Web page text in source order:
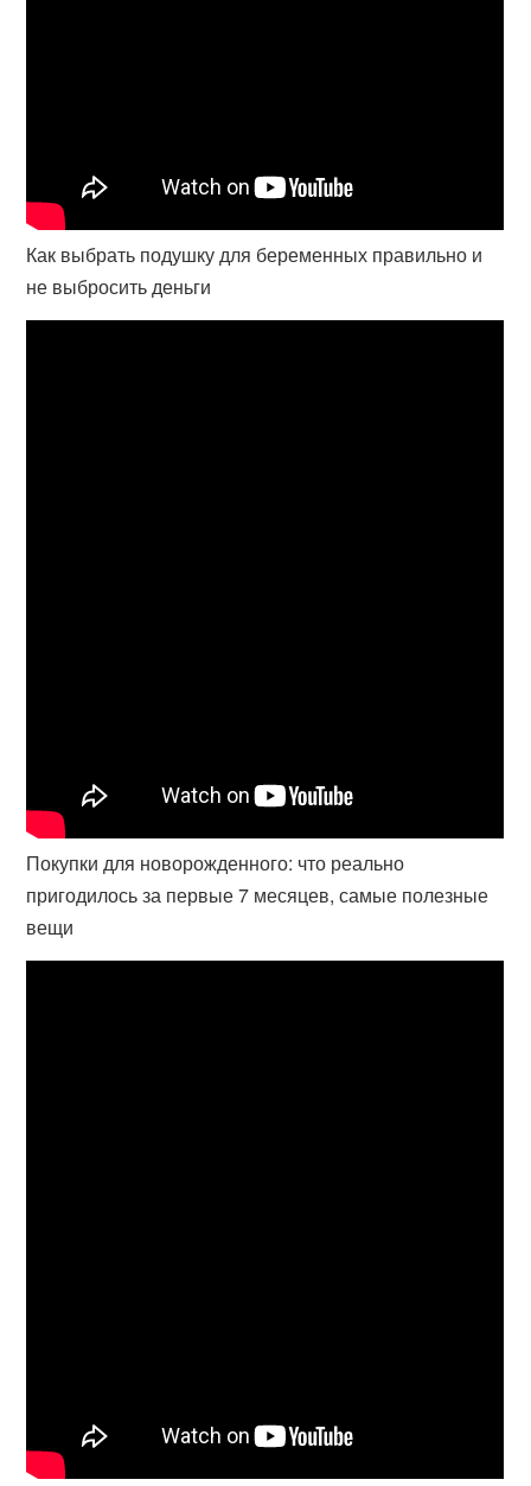
Как выбрать подушку для беременных правильно и
не выбросить деньги
Покупки для новорожденного: что реально
пригодилось за первые 7 месяцев, самые полезные
вещи